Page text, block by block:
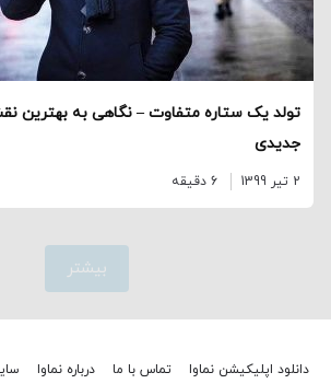
تولد یک ستاره متفاوت – نگاهی به بهترین
جدیدی
2 تیر 1399 6 دقیقه
بیشتر
دانلود اپلیکیشن نماوا تماس با ما درباره نماوا